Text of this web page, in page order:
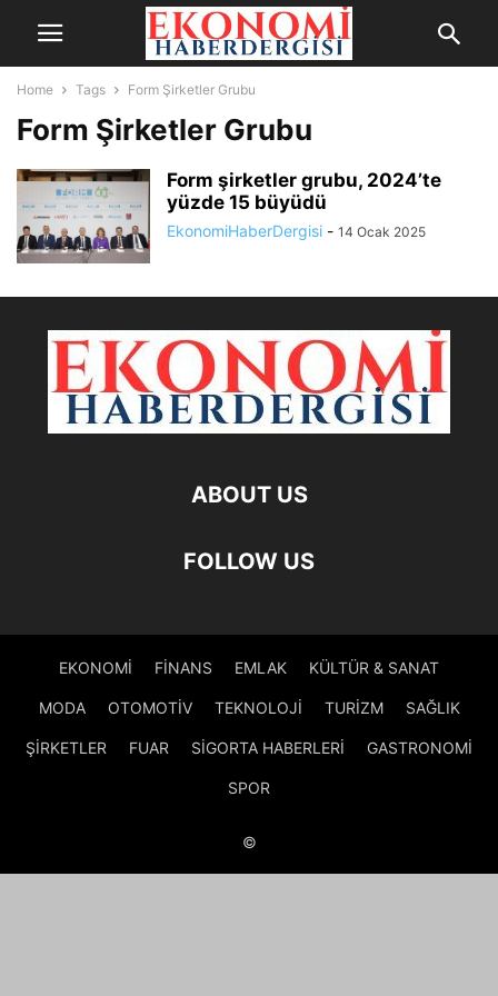
Home Tags Form Şirketler Grubu
Form Şirketler Grubu
Form şirketler grubu, 2024’te
yüzde 15 büyüdü
EkonomiHaberDergisi - 14 Ocak 2025
ABOUT US
FOLLOW US
EKONOMİ FİNANS EMLAK KÜLTÜR & SANAT
MODA OTOMOTİV TEKNOLOJİ TURİZM SAĞLIK
ŞİRKETLER FUAR SİGORTA HABERLERİ GASTRONOMİ
SPOR
©